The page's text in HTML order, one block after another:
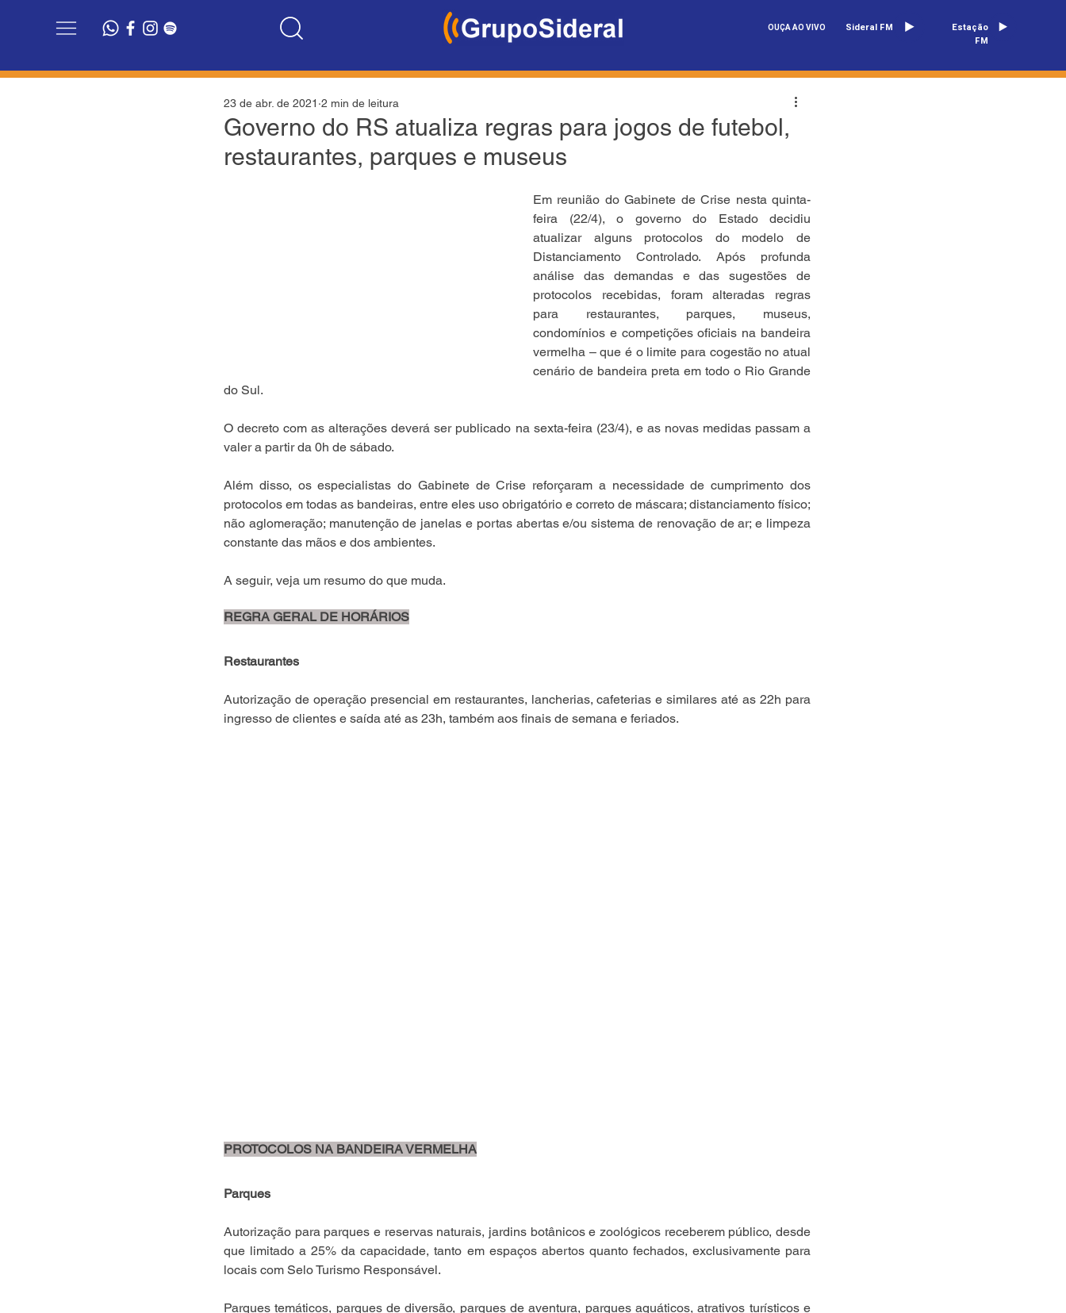
OUÇA AO VIVO Sideral FM
Estação
FM
Governo do RS atualiza regras para jogos de futebol,
restaurantes, parques e museus
23 de abr. de 2021 2 min de leitura
Em reunião do Gabinete de Crise nesta quinta-
feira (22/4), o governo do Estado decidiu
atualizar alguns protocolos do modelo de
Distanciamento Controlado. Após profunda
análise das demandas e das sugestões de
protocolos recebidas, foram alteradas regras
para restaurantes, parques, museus,
condomínios e competições oficiais na bandeira
vermelha – que é o limite para cogestão no atual
cenário de bandeira preta em todo o Rio Grande
do Sul.
O decreto com as alterações deverá ser publicado na sexta-feira (23/4), e as novas medidas passam a
valer a partir da 0h de sábado.
Além disso, os especialistas do Gabinete de Crise reforçaram a necessidade de cumprimento dos
protocolos em todas as bandeiras, entre eles uso obrigatório e correto de máscara; distanciamento físico;
não aglomeração; manutenção de janelas e portas abertas e/ou sistema de renovação de ar; e limpeza
constante das mãos e dos ambientes.
A seguir, veja um resumo do que muda.
REGRA GERAL DE HORÁRIOS
Restaurantes
Autorização de operação presencial em restaurantes, lancherias, cafeterias e similares até as 22h para
ingresso de clientes e saída até as 23h, também aos finais de semana e feriados.
PROTOCOLOS NA BANDEIRA VERMELHA
Parques
Autorização para parques e reservas naturais, jardins botânicos e zoológicos receberem público, desde
que limitado a 25% da capacidade, tanto em espaços abertos quanto fechados, exclusivamente para
locais com Selo Turismo Responsável.
Parques temáticos, parques de diversão, parques de aventura, parques aquáticos, atrativos turísticos e